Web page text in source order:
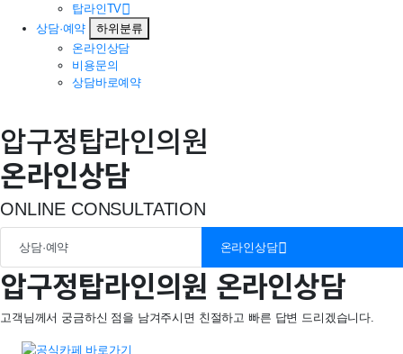
탑라인TV
상담·예약
하위분류
온라인상담
비용문의
상담바로예약
압구정탑라인의원
온라인상담
ONLINE CONSULTATION
상담·예약 온라인상담
압구정탑라인의원 온라인상담
고객님께서 궁금하신 점을 남겨주시면 친절하고 빠른 답변 드리겠습니다.